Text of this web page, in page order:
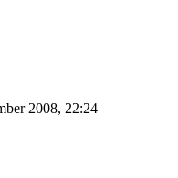
2008, 22:24